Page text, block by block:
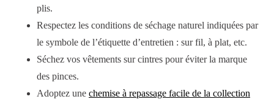
plis.
Respectez les conditions de séchage naturel indiquées par
le symbole de l’étiquette d’entretien : sur fil, à plat, etc.
Séchez vos vêtements sur cintres pour éviter la marque
des pinces.
Adoptez une chemise à repassage facile de la collection